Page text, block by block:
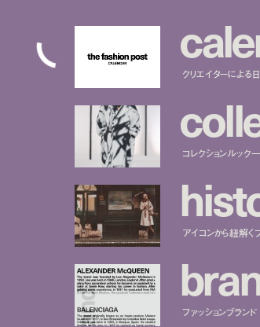
cale
クリエイターによる
coll
コレクションルック
hist
アイコンから紐解く
bra
ファッションブラン